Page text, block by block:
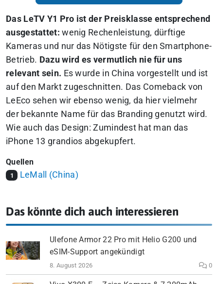
Das LeTV Y1 Pro ist der Preisklasse entsprechend
ausgestattet: wenig Rechenleistung, dürftige
Kameras und nur das Nötigste für den Smartphone-
Betrieb. Dazu wird es vermutlich nie für uns
relevant sein. Es wurde in China vorgestellt und ist
auf den Markt zugeschnitten. Das Comeback von
LeEco sehen wir ebenso wenig, da hier vielmehr
der bekannte Name für das Branding genutzt wird.
Wie auch das Design: Zumindest hat man das
iPhone 13 grandios abgekupfert.
Quellen
1 LeMall (China)
Das könnte dich auch interessieren
Ulefone Armor 22 Pro mit Helio G200 und
eSIM-Support angekündigt
8. August 2026 0